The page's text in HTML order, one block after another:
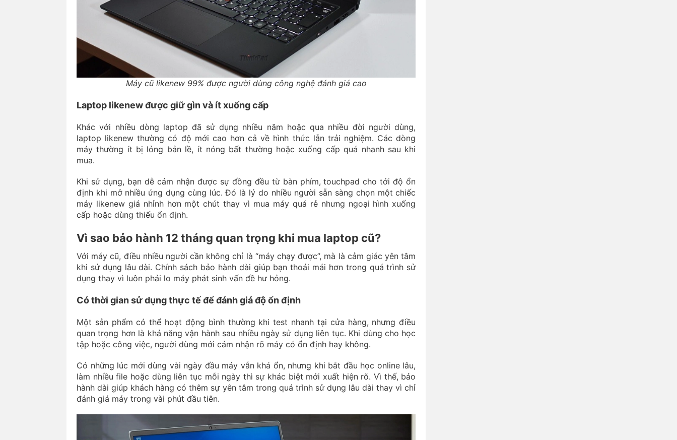
Máy cũ likenew 99% được người dùng công nghệ đánh giá cao
Laptop likenew được giữ gìn và ít xuống cấp
Khác với nhiều dòng laptop đã sử dụng nhiều năm hoặc qua nhiều đời người dùng,
laptop likenew thường có độ mới cao hơn cả về hình thức lẫn trải nghiệm. Các dòng
máy thường ít bị lỏng bản lề, ít nóng bất thường hoặc xuống cấp quá nhanh sau khi
mua.
Khi sử dụng, bạn dễ cảm nhận được sự đồng đều từ bàn phím, touchpad cho tới độ ổn
định khi mở nhiều ứng dụng cùng lúc. Đó là lý do nhiều người sẵn sàng chọn một chiếc
máy likenew giá nhỉnh hơn một chút thay vì mua máy quá rẻ nhưng ngoại hình xuống
cấp hoặc dùng thiếu ổn định.
Vì sao bảo hành 12 tháng quan trọng khi mua laptop cũ?
Với máy cũ, điều nhiều người cần không chỉ là “máy chạy được”, mà là cảm giác yên tâm
khi sử dụng lâu dài. Chính sách bảo hành dài giúp bạn thoải mái hơn trong quá trình sử
dụng thay vì luôn phải lo máy phát sinh vấn đề hư hỏng.
Có thời gian sử dụng thực tế để đánh giá độ ổn định
Một sản phẩm có thể hoạt động bình thường khi test nhanh tại cửa hàng, nhưng điều
quan trọng hơn là khả năng vận hành sau nhiều ngày sử dụng liên tục. Khi dùng cho học
tập hoặc công việc, người dùng mới cảm nhận rõ máy có ổn định hay không.
Có những lúc mới dùng vài ngày đầu máy vẫn khá ổn, nhưng khi bắt đầu học online lâu,
làm nhiều file hoặc dùng liên tục mỗi ngày thì sự khác biệt mới xuất hiện rõ. Vì thế, bảo
hành dài giúp khách hàng có thêm sự yên tâm trong quá trình sử dụng lâu dài thay vì chỉ
đánh giá máy trong vài phút đầu tiên.